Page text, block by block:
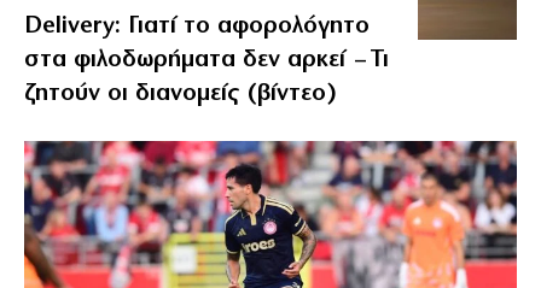
Delivery: Γιατί το αφορολόγητο
στα φιλοδωρήματα δεν αρκεί – Τι
ζητούν οι διανομείς (βίντεο)